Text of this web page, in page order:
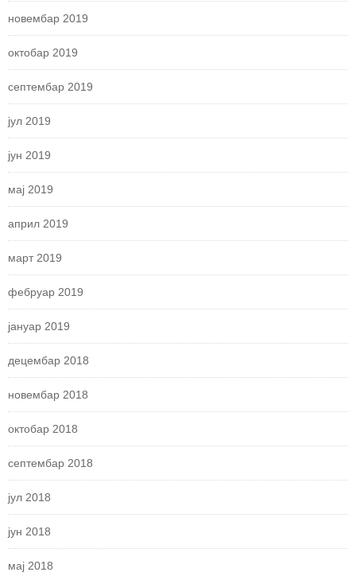
новембар 2019
октобар 2019
септембар 2019
јул 2019
јун 2019
мај 2019
април 2019
март 2019
фебруар 2019
јануар 2019
децембар 2018
новембар 2018
октобар 2018
септембар 2018
јул 2018
јун 2018
мај 2018